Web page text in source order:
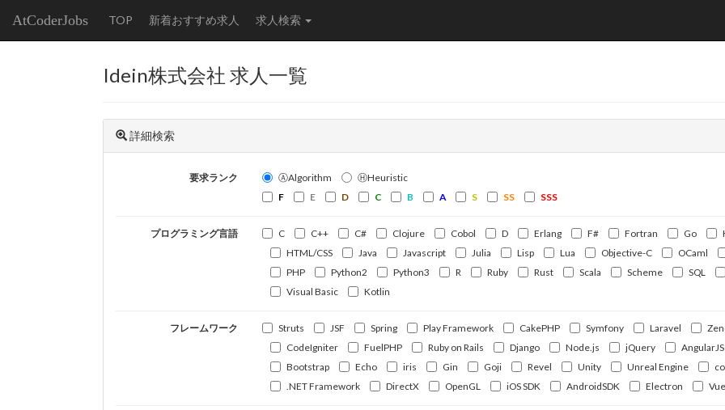
AtCoderJobs TOP 新着おすすめ求人 求人検索
Idein株式会社 求人一覧
詳細検索
要求ランク ⒶAlgorithm
ⒽHeuristic
F
E D C B A S SS SSS
プログラミング言語 C C++ C# Clojure Cobol D Erlang F# Fortran Go
HTML/CSS
Java Javascript Julia Lisp Lua Objective-C OCaml
PHP
Python2 Python3 R Ruby Rust Scala Scheme SQL
Visual Basic
Kotlin
フレームワーク Struts JSF Spring Play Framework CakePHP Symfony Laravel
CodeIgniter
FuelPHP Ruby on Rails Django Node.js jQuery AngularJS
Bootstrap
Echo iris Gin Goji Revel Unity Unreal Engine
.NET Framework
DirectX OpenGL iOS SDK AndroidSDK Electron